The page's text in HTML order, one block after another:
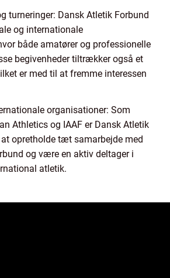
turneringer: Dansk Atletik Forbund
og internationale
både amatører og professionelle
begivenheder tiltrækker også et
er med til at fremme interessen
organisationer: Som
Athletics og IAAF er Dansk Atletik
opretholde tæt samarbejde med
og være en aktiv deltager i
atletik.